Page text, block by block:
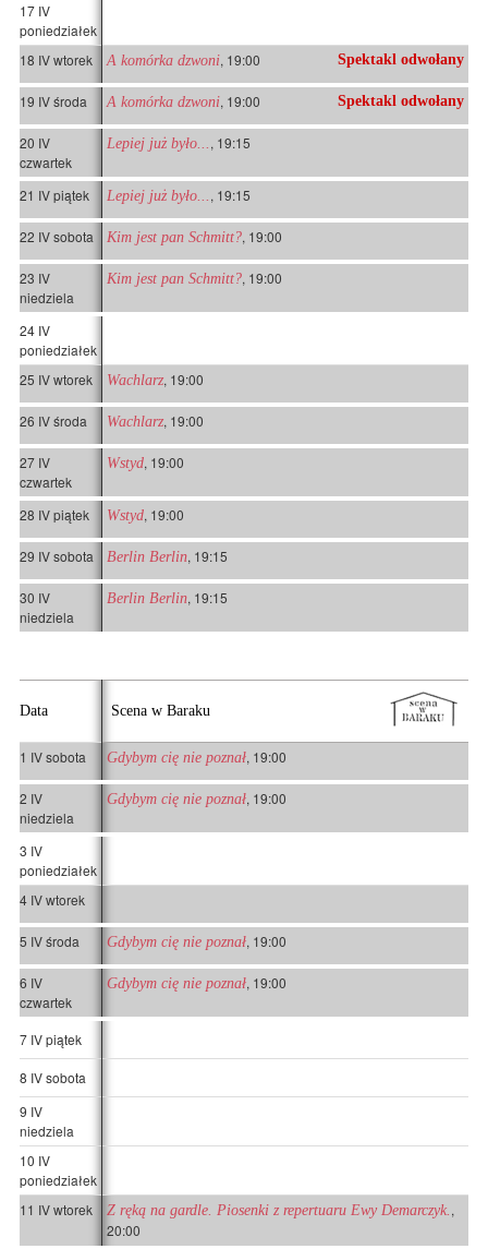
17 IV
poniedziałek
18 IV wtorek
A komórka dzwoni, 19:00 Spektakl odwołany
19 IV środa A komórka dzwoni, 19:00 Spektakl odwołany
20 IV
czwartek
Lepiej już było... , 19:15
21 IV piątek Lepiej już było... , 19:15
22 IV sobota Kim jest pan Schmitt?, 19:00
23 IV
niedziela
Kim jest pan Schmitt?, 19:00
24 IV
poniedziałek
25 IV wtorek
Wachlarz, 19:00
26 IV środa Wachlarz, 19:00
27 IV
czwartek
Wstyd, 19:00
28 IV piątek Wstyd, 19:00
29 IV sobota Berlin Berlin, 19:15
30 IV
niedziela
Berlin Berlin, 19:15
Data Scena w Baraku
1 IV sobota Gdybym cię nie poznał, 19:00
2 IV
niedziela
Gdybym cię nie poznał, 19:00
3 IV
poniedziałek
4 IV wtorek
5 IV środa Gdybym cię nie poznał, 19:00
6 IV
czwartek
Gdybym cię nie poznał, 19:00
7 IV piątek
8 IV sobota
9 IV
niedziela
10 IV
poniedziałek
11 IV wtorek
Z ręką na gardle. Piosenki z repertuaru Ewy Demarczyk. ,
20:00